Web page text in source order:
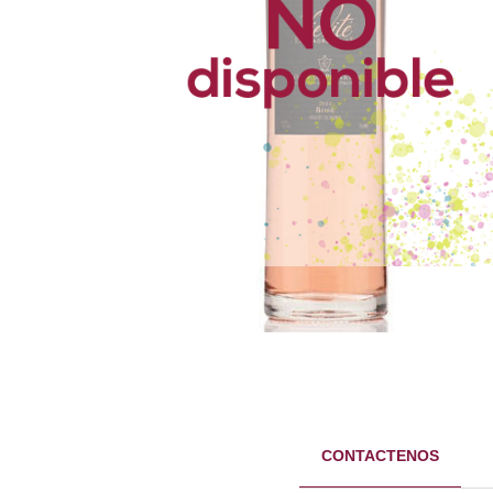
CONTACTENOS